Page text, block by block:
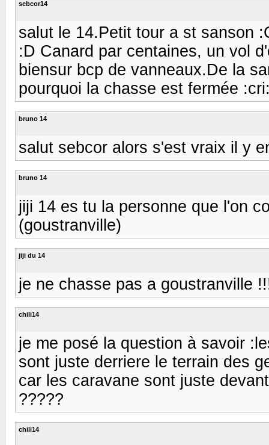
sebcor14
salut le 14.Petit tour a st sanson
:D Canard par centaines, un vol
biensur bcp de vanneaux.De la
pourquoi la chasse est fermée
bruno 14
salut sebcor alors s'est vraix il y
bruno 14
jiji 14 es tu la personne que l'on
(goustranville)
jiji du 14
je ne chasse pas a goustranville
chili14
je me posé la question à savoir
sont juste derriere le terrain des
car les caravane sont juste
?????
chili14